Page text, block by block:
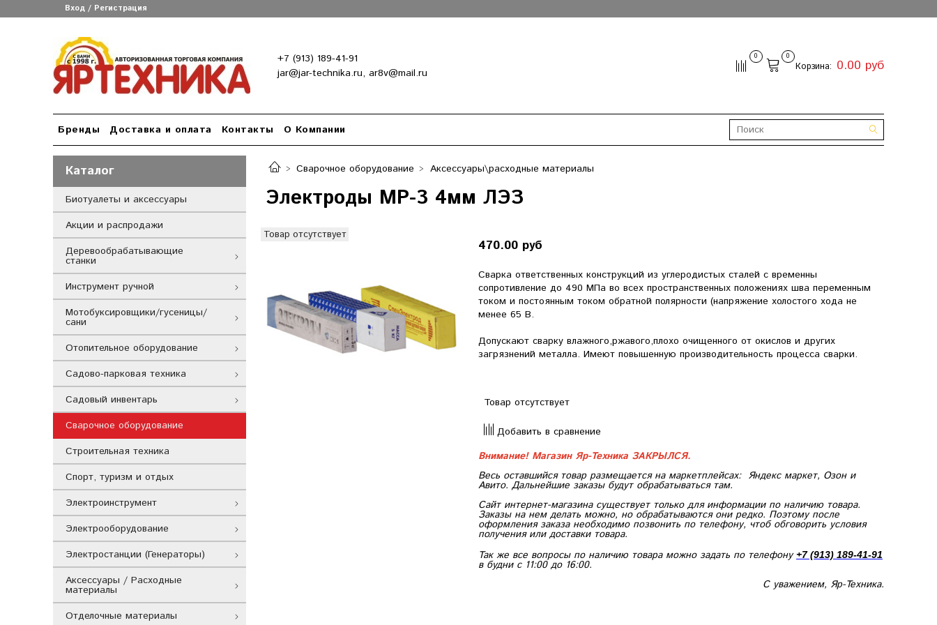
Вход / Регистрация
+7 (913) 189-41-91
jar@jar-technika.ru, ar8v@mail.ru
0 0
Корзина: 0.00 руб
Бренды Доставка и оплата Контакты О Компании
Сварочное оборудование Аксессуары\расходные материалы
Электроды МР-3 4мм ЛЭЗ
Товар отсутствует
470.00 руб
Сварка ответственных конструкций из углеродистых сталей с временны
сопротивление до 490 МПа во всех пространственных положениях шва переменным
током и постоянным током обратной полярности (напряжение холостого хода не
менее 65 В.
Допускают сварку влажного,ржавого,плохо очищенного от окислов и других
загрязнений металла. Имеют повышенную производительность процесса сварки.
Товар отсутствует
Добавить в сравнение
Внимание! Магазин Яр-Техника ЗАКРЫЛСЯ.
Весь оставшийся товар размещается на маркетплейсах: Яндекс маркет, Озон и
Авито. Дальнейшие заказы будут обрабатываться там.
Сайт интернет-магазина существует только для информации по наличию товара.
Заказы на нем делать можно, но обрабатываются они редко. Поэтому после
оформления заказа необходимо позвонить по телефону, чтоб обговорить условия
получения или доставки товара.
Так же все вопросы по наличию товара можно задать по телефону+7 (913) 189-41-91
в будни с 11:00 до 16:00.
С уважением, Яр-Техника.
Каталог
Биотуалеты и аксессуары
Акции и распродажи
Деревообрабатывающие
станки
Инструмент ручной
Мотобуксировщики/гусеницы/
сани
Отопительное оборудование
Садово-парковая техника
Садовый инвентарь
Сварочное оборудование
Строительная техника
Спорт, туризм и отдых
Электроинструмент
Электрооборудование
Электростанции (Генераторы)
Аксессуары / Расходные
материалы
Отделочные материалы